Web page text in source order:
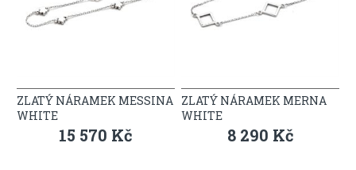
ZLATÝ NÁRAMEK MESSINA
WHITE
15 570 Kč
ZLATÝ NÁRAMEK MERNA
WHITE
8 290 Kč